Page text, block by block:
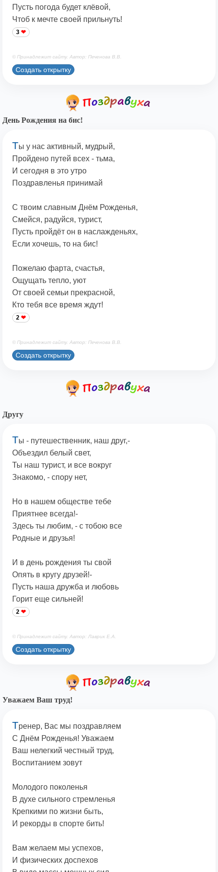
Пусть погода будет клёвой,
Чтоб к мечте своей прильнуть!
3
© Принадлежит сайту. Автор: Печенова В.В.
Создать открытку
День Рождения на бис!
Ты у нас активный, мудрый,
Пройдено путей всех - тьма,
И сегодня в это утро
Поздравленья принимай
С твоим славным Днём Рожденья,
Смейся, радуйся, турист,
Пусть пройдёт он в наслажденьях,
Если хочешь, то на бис!
Пожелаю фарта, счастья,
Ощущать тепло, уют
От своей семьи прекрасной,
Кто тебя все время ждут!
2
© Принадлежит сайту. Автор: Печенова В.В.
Создать открытку
Другу
Ты - путешественник, наш друг,-
Объездил белый свет,
Ты наш турист, и все вокруг
Знакомо, - спору нет,
Но в нашем обществе тебе
Приятнее всегда!-
Здесь ты любим, - с тобою все
Родные и друзья!
И в день рождения ты свой
Опять в кругу друзей!-
Пусть наша дружба и любовь
Горит еще сильней!
2
© Принадлежит сайту. Автор: Лаврик Е.А.
Создать открытку
Уважаем Ваш труд!
Тренер, Вас мы поздравляем
С Днём Рожденья! Уважаем
Ваш нелегкий честный труд,
Воспитанием зовут
Молодого поколенья
В духе сильного стремленья
Крепкими по жизни быть,
И рекорды в спорте бить!
Вам желаем мы успехов,
И физических доспехов